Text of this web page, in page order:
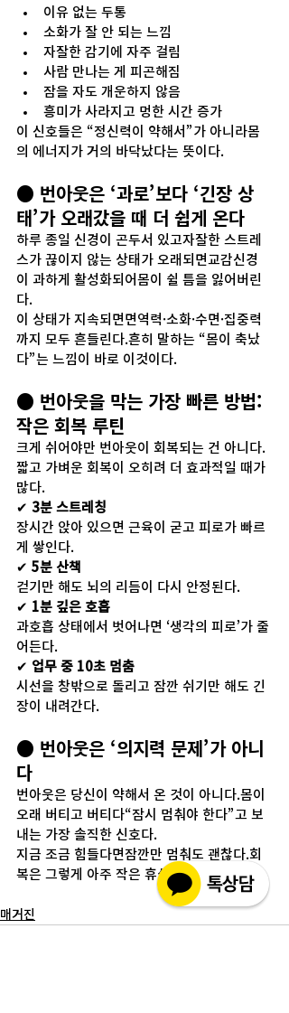
이유 없는 두통
소화가 잘 안 되는 느낌
자잘한 감기에 자주 걸림
사람 만나는 게 피곤해짐
잠을 자도 개운하지 않음
흥미가 사라지고 멍한 시간 증가
이 신호들은 “정신력이 약해서”가 아니라몸
의 에너지가 거의 바닥났다는 뜻이다.
● 번아웃은 ‘과로’보다 ‘긴장 상
태’가 오래갔을 때 더 쉽게 온다
하루 종일 신경이 곤두서 있고자잘한 스트레
스가 끊이지 않는 상태가 오래되면교감신경
이 과하게 활성화되어몸이 쉴 틈을 잃어버린
다.
이 상태가 지속되면면역력·소화·수면·집중력
까지 모두 흔들린다.흔히 말하는 “몸이 축났
다”는 느낌이 바로 이것이다.
● 번아웃을 막는 가장 빠른 방법:
작은 회복 루틴
크게 쉬어야만 번아웃이 회복되는 건 아니다.
짧고 가벼운 회복이 오히려 더 효과적일 때가
많다.
✔ 3분 스트레칭
장시간 앉아 있으면 근육이 굳고 피로가 빠르
게 쌓인다.
✔ 5분 산책
걷기만 해도 뇌의 리듬이 다시 안정된다.
✔ 1분 깊은 호흡
과호흡 상태에서 벗어나면 ‘생각의 피로’가 줄
어든다.
✔ 업무 중 10초 멈춤
시선을 창밖으로 돌리고 잠깐 쉬기만 해도 긴
장이 내려간다.
● 번아웃은 ‘의지력 문제’가 아니
다
번아웃은 당신이 약해서 온 것이 아니다.몸이
오래 버티고 버티다“잠시 멈춰야 한다”고 보
내는 가장 솔직한 신호다.
지금 조금 힘들다면잠깐만 멈춰도 괜찮다.회
복은 그렇게 아주 작은 휴식에서 시작된다.
매거진